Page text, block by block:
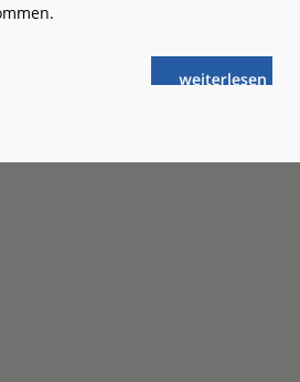
weiterlese
nKarlsruhe: